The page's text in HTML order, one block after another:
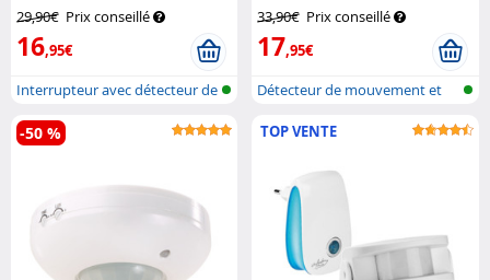
29,90€ Prix conseillé
16,95€
Interrupteur avec détecteur de
mouv...
33,90€ Prix conseillé
17,95€
Détecteur de mouvement et
-50 % TOP VENTE